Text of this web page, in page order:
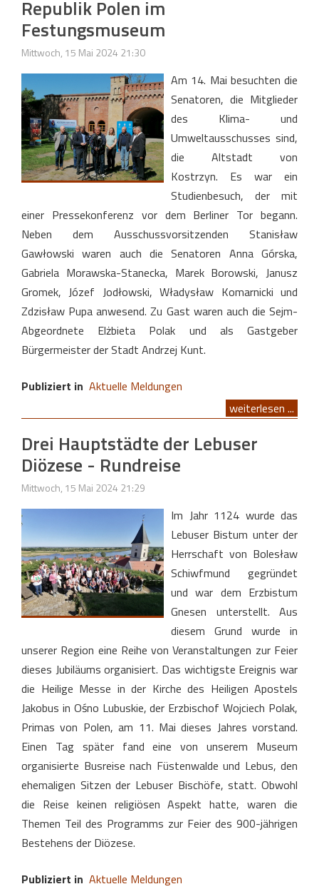
Republik Polen im
Festungsmuseum
Mittwoch, 15 Mai 2024 21:30
Am 14. Mai besuchten die
Senatoren, die Mitglieder
des Klima- und
Umweltausschusses sind,
die Altstadt von
Kostrzyn. Es war ein
Studienbesuch, der mit
einer Pressekonferenz vor dem Berliner Tor begann.
Neben dem Ausschussvorsitzenden Stanisław
Gawłowski waren auch die Senatoren Anna Górska,
Gabriela Morawska-Stanecka, Marek Borowski, Janusz
Gromek, Józef Jodłowski, Władysław Komarnicki und
Zdzisław Pupa anwesend. Zu Gast waren auch die Sejm-
Abgeordnete Elżbieta Polak und als Gastgeber
Bürgermeister der Stadt Andrzej Kunt.
Publiziert in Aktuelle Meldungen
weiterlesen ...
Drei Hauptstädte der Lebuser
Diözese - Rundreise
Mittwoch, 15 Mai 2024 21:29
Im Jahr 1124 wurde das
Lebuser Bistum unter der
Herrschaft von Bolesław
Schiwfmund gegründet
und war dem Erzbistum
Gnesen unterstellt. Aus
diesem Grund wurde in
unserer Region eine Reihe von Veranstaltungen zur Feier
dieses Jubiläums organisiert. Das wichtigste Ereignis war
die Heilige Messe in der Kirche des Heiligen Apostels
Jakobus in Ośno Lubuskie, der Erzbischof Wojciech Polak,
Primas von Polen, am 11. Mai dieses Jahres vorstand.
Einen Tag später fand eine von unserem Museum
organisierte Busreise nach Füstenwalde und Lebus, den
ehemaligen Sitzen der Lebuser Bischöfe, statt. Obwohl
die Reise keinen religiösen Aspekt hatte, waren die
Themen Teil des Programms zur Feier des 900-jährigen
Bestehens der Diözese.
Publiziert in Aktuelle Meldungen